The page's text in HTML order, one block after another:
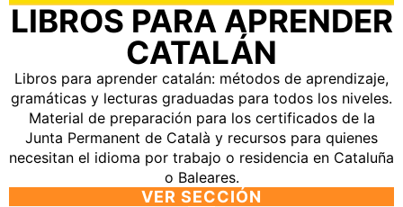
LIBROS PARA APRENDER
CATALÁN
Libros para aprender catalán: métodos de aprendizaje,
gramáticas y lecturas graduadas para todos los niveles.
Material de preparación para los certificados de la
Junta Permanent de Català y recursos para quienes
necesitan el idioma por trabajo o residencia en Cataluña
o Baleares.
VER SECCIÓN